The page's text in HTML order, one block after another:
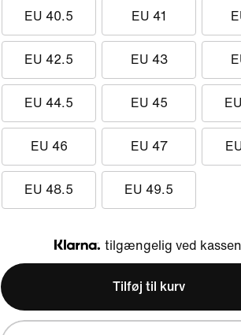
EU 40.5 EU 41
EU 42.5 EU 43
EU 44.5 EU 45
EU 46 EU 47
EU 48.5 EU 49.5
Klarna
tilgængelig ved
Tilføj til kurv